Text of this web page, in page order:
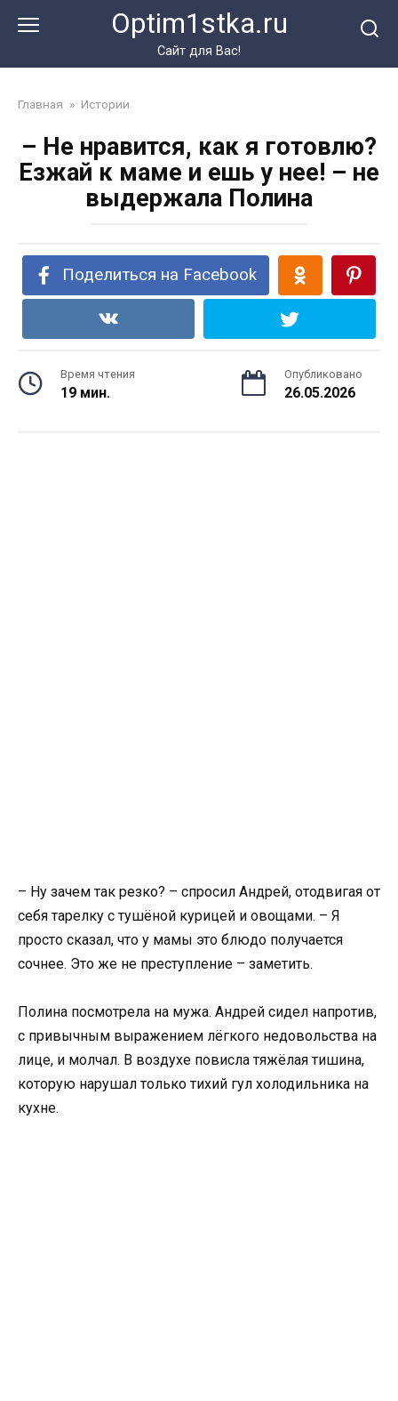
Optim1stka.ru
Сайт для Вас!
Главная » Истории
– Не нравится, как я готовлю?
Езжай к маме и ешь у нее! – не
выдержала Полина
Поделиться на Facebook
Время чтения
19 мин.
Опубликовано
26.05.2026
– Ну зачем так резко? – спросил Андрей, отодвигая от
себя тарелку с тушёной курицей и овощами. – Я
просто сказал, что у мамы это блюдо получается
сочнее. Это же не преступление – заметить.
Полина посмотрела на мужа. Андрей сидел напротив,
с привычным выражением лёгкого недовольства на
лице, и молчал. В воздухе повисла тяжёлая тишина,
которую нарушал только тихий гул холодильника на
кухне.